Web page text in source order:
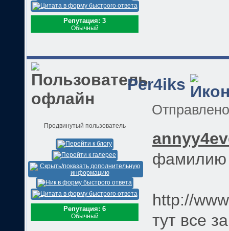
Репутация: 3
Обычный
Per4iks
Продвинутый пользователь
Репутация: 6
Обычный
фамилию
http://
тут все